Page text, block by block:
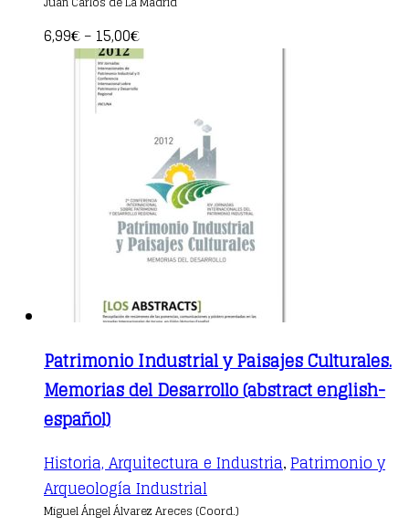
chosen
on
the
product
page
6,99€ – 15,00€
Patrimonio Industrial y Paisajes Culturales.
Memorias del Desarrollo (abstract english-
español)
Historia, Arquitectura e Industria, Patrimonio y
Arqueología Industrial
Miguel Ángel Álvarez Areces (Coord.)